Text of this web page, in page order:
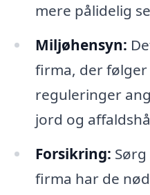
mere pålidelig
Miljøhensyn:
firma, der følger
reguleringer
jord og
Forsikring:
firma har de